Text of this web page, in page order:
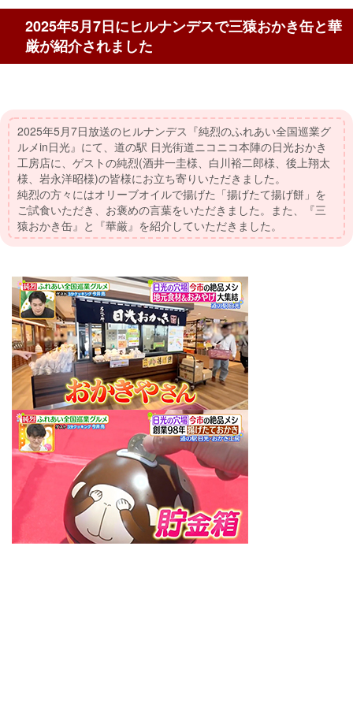
2025年5月7日にヒルナンデスで三猿おかき缶と華
厳が紹介されました
2025年5月7日放送のヒルナンデス『純烈のふれあい全国巡業グ
ルメin日光』にて、道の駅 日光街道ニコニコ本陣の日光おかき
工房店に、ゲストの純烈(酒井一圭様、白川裕二郎様、後上翔太
様、岩永洋昭様)の皆様にお立ち寄りいただきました。
純烈の方々にはオリーブオイルで揚げた「揚げたて揚げ餅」を
ご試食いただき、お褒めの言葉をいただきました。また、『三
猿おかき缶』と『華厳』を紹介していただきました。